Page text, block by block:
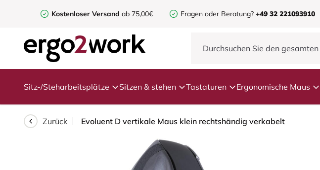
Kostenloser Versand ab 75,00€ Fragen oder Beratung? +49 32 221093910
Sitz-/Steharbeitsplätze Sitzen & stehen Tastaturen Ergonomische Maus
Zurück Evoluent D vertikale Maus klein rechtshändig verkabelt